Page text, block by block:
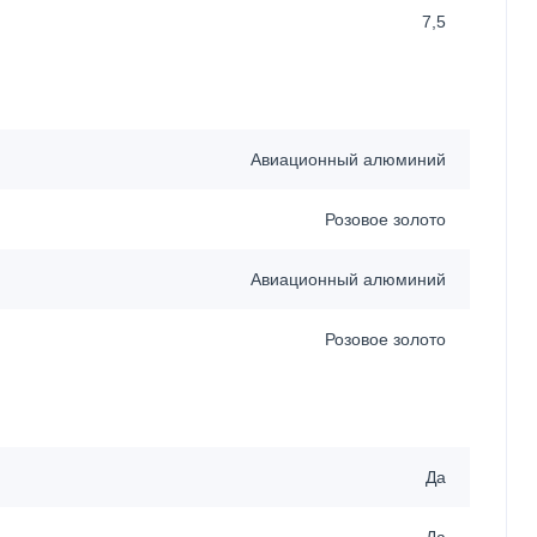
7,5
Авиационный алюминий
Розовое золото
Авиационный алюминий
Розовое золото
Да